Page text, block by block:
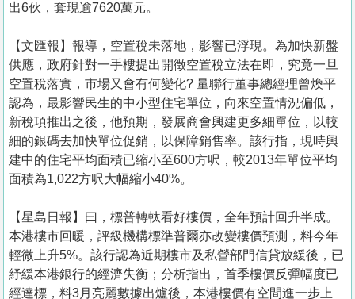
出6伙，套現逾7620萬元。
【文匯報】報導，空置稅未落地，影響已浮現。為加快新盤
供應，政府針對一手樓提出開徵空置稅立法在即，究竟一旦
空置稅落實，市場又會有何變化? 量聯行董事總經理曾煥平
認為，最影響民生的中小型住宅單位，向來空置情況偏低，
新稅項推出之後，他預期，發展商會興建更多細單位，以較
細的銀碼去加快單位促銷，以保障銷售率。該行指，現時興
建中的住宅平均面積已縮小至600方呎，較2013年單位平均
面積為1,022方呎大幅縮小40%。
【星島日報】曰，標普轉軚看好樓價，全年預計回升半成。
本港樓市回暖，評級機構標準普爾亦改變樓價預測，料今年
輕微上升5%。該行認為近期樓市及私營部門信貸放緩後，已
紓緩本港銀行的經濟失衡；分析指出，首季樓價反彈幅度已
經達標，料3月亮麗數據出爐後，本港樓價有空間進一步上